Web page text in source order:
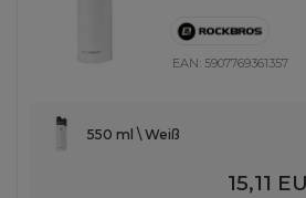
EAN: 5907769361357
550 ml \ Weiß
15,11